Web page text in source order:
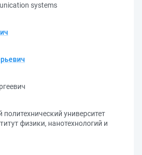
systems
политехнический университет
физики, нанотехнологий и